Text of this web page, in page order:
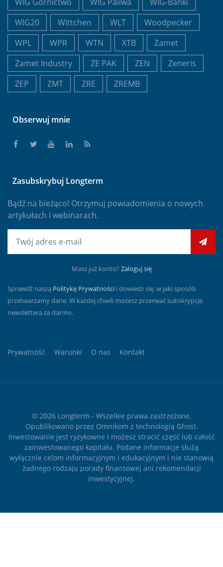
WIG20
Wittchen WLT
Woodpecker
WPL
WPR WTN XTB
Zamet
Zamet Industry
ZE PAK ZEN
Zeneris
ZEP
ZMT ZRE ZREMB
Obserwuj mnie
Zasubskrybuj Longterm
Bądź na bieżąco! Otrzymuj powiadomienia o nowych
artykułach i webinarach.
Masz już konto? Zaloguj się
Sprawdź naszą Politykę Prywatności i dowiedz się, w jaki sposób
przetwarzamy dane. W każdej chwili możesz przerwać subskrypcję
newslettera za darmo.
Prywatność Warunki O nas Kontakt
© 2026 Longterm - Wszelkie prawa zastrzeżone.
Opublikowano przez Omnikom z technologią Ghost.
Inwestowanie jest ryzykowne i możesz stracić część lub całość
zainwestowanego kapitału. Podane informacje służą
wyłącznie celom informacyjnym i edukacyjnym i nie stanowią
żadnego rodzaju porady finansowej ani rekomendacji
inwestycyjnej.